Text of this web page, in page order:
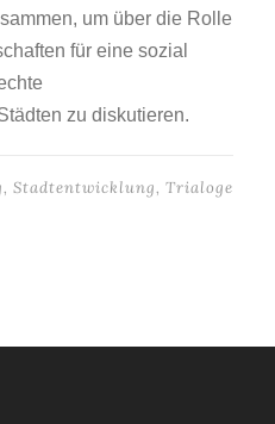
um über die Rolle
für eine sozial
zu diskutieren.
, Stadtentwicklung, Trialoge